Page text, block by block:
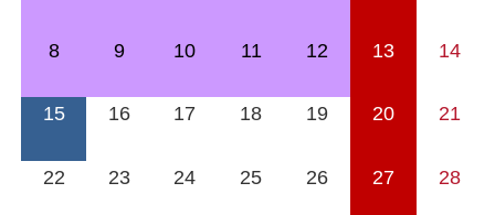
8 9 10 11 12 13 14
15 16 17 18 19 20 21
22 23 24 25 26 27 28